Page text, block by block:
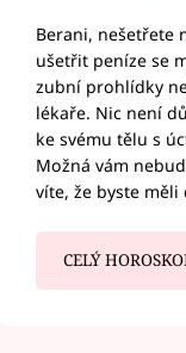
Berani, nešetřete
ušetřit peníze se
zubní prohlídky
lékaře. Nic není
ke svému tělu s
Možná vám
víte, že byste měli
CELÝ